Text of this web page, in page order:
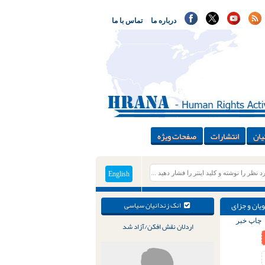
تماس با ما درباره ما
انتشارات صفحات ویژه
English
انک زندانیان سیاسی
اردلان نقش افکن/آزاد شد
و جزای
چاپ خبر